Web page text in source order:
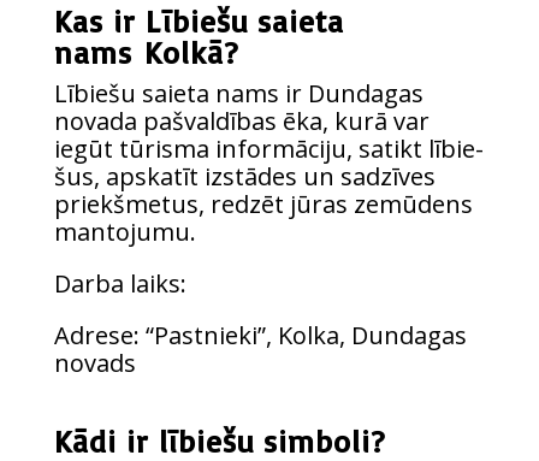
Kas ir Lībiešu saieta
nams Kolkā?
Lībie­šu saie­ta nams ir Dun­da­gas
nova­da pašval­dī­bas ēka, kurā var
iegūt tūris­ma infor­mā­ci­ju, satikt lībie­
šus, apska­tīt izstā­des un sadzī­ves
priekš­me­tus, redzēt jūras zemū­dens
mantojumu.
Dar­ba laiks:
Adre­se: “Pastnie­ki”, Kol­ka, Dun­da­gas
novads
Kādi ir lībiešu simboli?